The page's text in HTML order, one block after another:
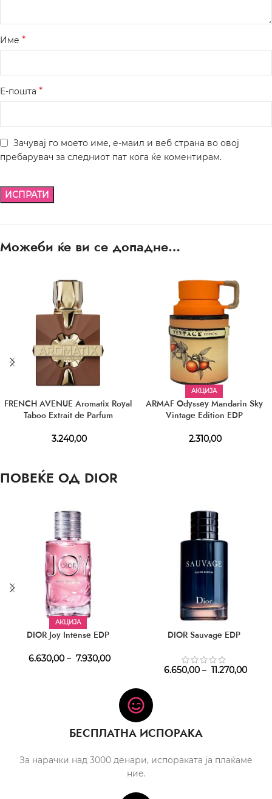
Име *
Е-пошта *
Зачувај го моето име, е-маил и веб страна во овој
пребарувач за следниот пат кога ќе коментирам.
Можеби ќе ви се допадне…
FRENCH AVENUE Aromatix Royal
Taboo Extrait de Parfum
3.240,00
АКЦИЈА
ARMAF Odyssey Mandarin Sky
Vintage Edition EDP
2.310,00
ПОВЕЌЕ ОД DIOR
АКЦИЈА
DIOR Joy Intense EDP
6.630,00 – 7.930,00
DIOR Sauvage EDP
6.650,00 – 11.270,00
БЕСПЛАТНА ИСПОРАКА
За нарачки над 3000 денари, испораката ја плаќаме
ние.